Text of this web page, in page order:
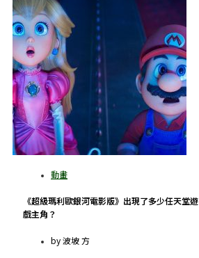
《超級瑪利歐銀河電影版》出現了多少任天堂遊
戲主角？
by波坡 方